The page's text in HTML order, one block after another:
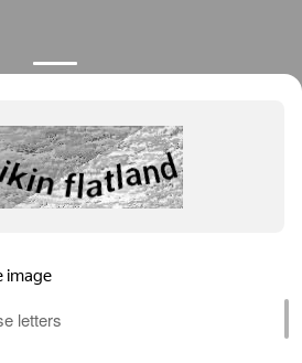
- 2026 Оборудование для
канализации